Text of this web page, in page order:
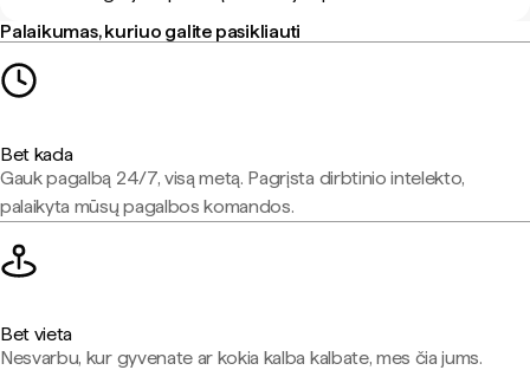
Palaikumas, kuriuo galite pasikliauti
Bet kada
Gauk pagalbą 24/7, visą metą. Pagrįsta dirbtinio intelekto,
palaikyta mūsų pagalbos komandos.
Bet vieta
Nesvarbu, kur gyvenate ar kokia kalba kalbate, mes čia jums.